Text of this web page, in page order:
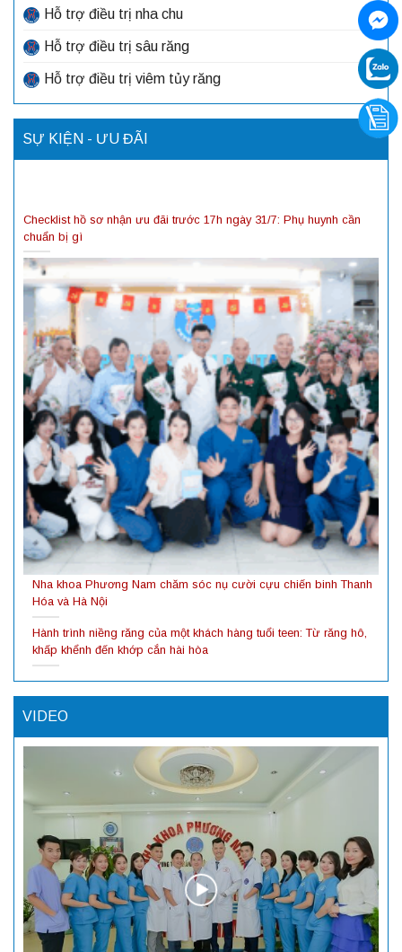
Hỗ trợ điều trị nha chu
Hỗ trợ điều trị sâu răng
Hỗ trợ điều trị viêm tủy răng
SỰ KIỆN - ƯU ĐÃI
Checklist hồ sơ nhận ưu đãi trước 17h ngày 31/7: Phụ huynh cần
chuẩn bị gì
Nha khoa Phương Nam chăm sóc nụ cười cựu chiến binh Thanh
Hóa và Hà Nội
Hành trình niềng răng của một khách hàng tuổi teen: Từ răng hô,
khấp khểnh đến khớp cắn hài hòa
VIDEO